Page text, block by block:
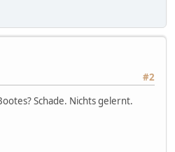
#2
Schade. Nichts gelernt.